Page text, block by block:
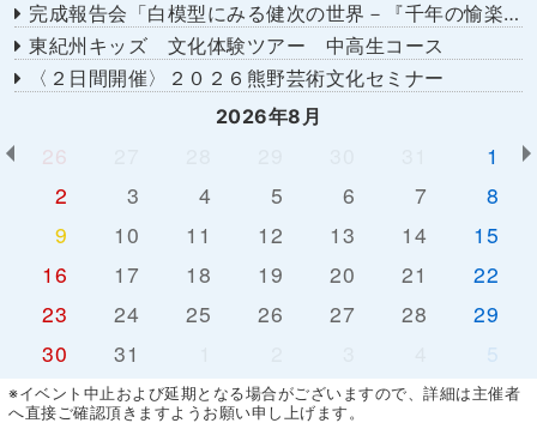
完成報告会「白模型にみる健次の世界－『千年の愉楽』『奇蹟』より－」
東紀州キッズ 文化体験ツアー 中高生コース
〈２日間開催〉２０２６熊野芸術文化セミナー
2026年8月
26
1
2
3 4 5 6 7
8
9
10 11 12 13 14
15
16
17 18 19 20 21
22
23
24 25 26 27 28
29
30
31 5
※イベント中止および延期となる場合がございますので、詳細は主催者
へ直接ご確認頂きますようお願い申し上げます。